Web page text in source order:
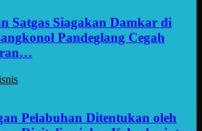
Satgas Siagakan Damkar di
Pandeglang Cegah
Pelabuhan Ditentukan oleh